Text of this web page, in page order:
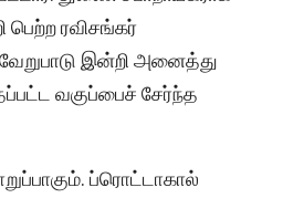
பெற்ற ரவிசங்கர்
இன்றி அனைத்து
வகுப்பைச் சேர்ந்த
ப்ரொட்டாகால்